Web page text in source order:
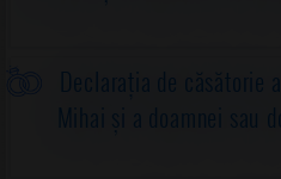
Declarația de căsătorie
Mihai și a doamnei sau